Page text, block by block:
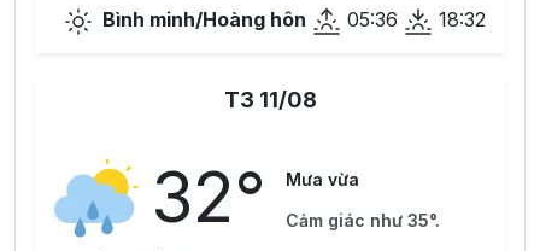
Bình minh/Hoàng hôn 05:36 18:32
T3 11/08
32°
Mưa vừa
Cảm giác như 35°.